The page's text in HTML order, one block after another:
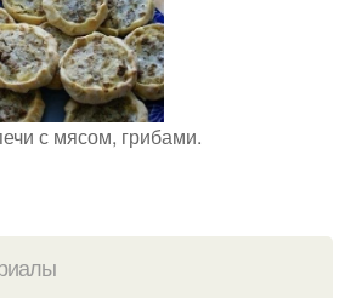
с мясом, грибами.